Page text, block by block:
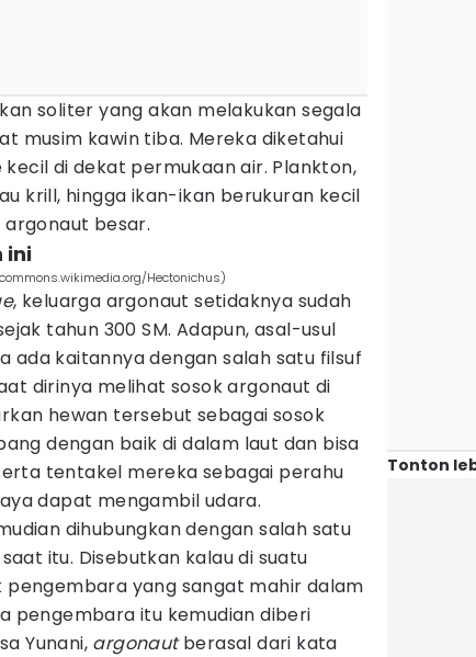
soliter yang akan melakukan segala
musim kawin tiba. Mereka diketahui
di dekat permukaan air. Plankton,
krill, hingga ikan-ikan berukuran kecil
argonaut besar.
ini
Hectonichus)
, keluarga argonaut setidaknya sudah
tahun 300 SM. Adapun, asal-usul
kaitannya dengan salah satu filsuf
dirinya melihat sosok argonaut di
hewan tersebut sebagai sosok
dengan baik di dalam laut dan bisa
tentakel mereka sebagai perahu
dapat mengambil udara.
dihubungkan dengan salah satu
itu. Disebutkan kalau di suatu
yang sangat mahir dalam
pengembara itu kemudian diberi
Yunani, argonautberasal dari kata
Tonton